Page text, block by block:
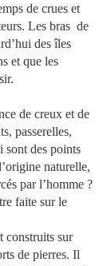
de crues et
Les bras de
des îles
et que les
de creux et de
passerelles,
sont des points
naturelle,
par l’homme ?
faite sur le
construits sur
de pierres. Il